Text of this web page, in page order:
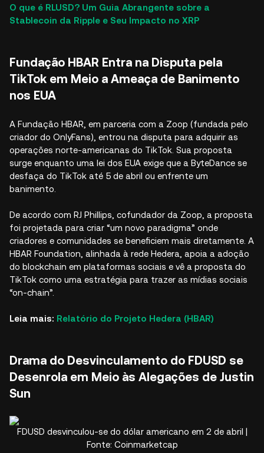
O que é RLUSD? Um Guia Abrangente sobre a
Stablecoin da Ripple e Seu Impacto no XRP
Fundação HBAR Entra na Disputa pela
TikTok em Meio a Ameaça de Banimento
nos EUA
A Fundação HBAR, em parceria com a Zoop (fundada pelo
criador do OnlyFans), entrou na disputa para adquirir as
operações norte-americanas do TikTok. Sua proposta
surge enquanto uma lei dos EUA exige que a ByteDance se
desfaça do TikTok até 5 de abril ou enfrente um
banimento.​
De acordo com RJ Phillips, cofundador da Zoop, a proposta
foi projetada para criar “um novo paradigma” onde
criadores e comunidades se beneficiem mais diretamente. A
HBAR Foundation, alinhada à rede Hedera, apoia a adoção
do blockchain em plataformas sociais e vê a proposta do
TikTok como uma estratégia para trazer as mídias sociais
“on-chain”.​
Leia mais: Relatório do Projeto Hedera (HBAR)
Drama do Desvinculamento do FDUSD se
Desenrola em Meio às Alegações de Justin
Sun
FDUSD desvinculou-se do dólar americano em 2 de abril |
Fonte: Coinmarketcap